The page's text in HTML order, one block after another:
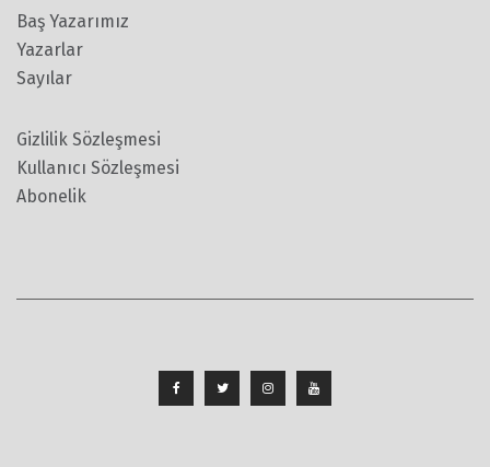
Baş Yazarımız
Yazarlar
Sayılar
Gizlilik Sözleşmesi
Kullanıcı Sözleşmesi
Abonelik